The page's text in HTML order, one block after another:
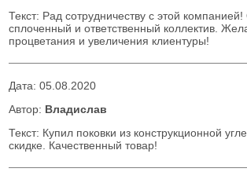
Текст: Рад сотрудничеству с этой
сплоченный и ответственный коллектив.
процветания и увеличения клиентуры!
Дата:05.08.2020
Автор: Владислав
Текст: Купил поковки из конструкционной
скидке. Качественный товар!